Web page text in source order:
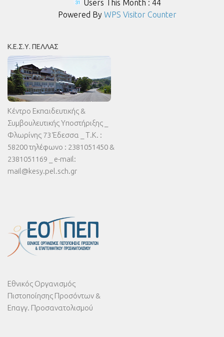
Users This Month : 44
Powered By WPS Visitor Counter
Κ.Ε.Σ.Υ. ΠΈΛΛΑΣ
Κέντρο Εκπαιδευτικής &
Συμβουλευτικής Υποστήριξης _
Φλωρίνης 73 Έδεσσα _ Τ.Κ. :
58200 τηλέφωνο : 2381051450 &
2381051169 _ e-mail:
mail@kesy.pel.sch.gr
Εθνικός Οργανισμός
Πιστοποίησης Προσόντων &
Επαγγ. Προσανατολισμού